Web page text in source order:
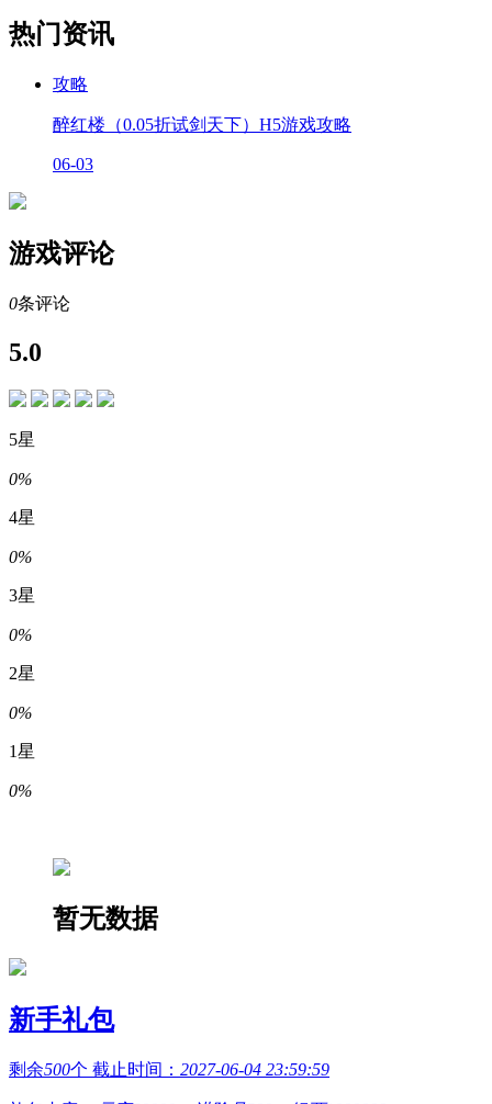
热门资讯
攻略
醉红楼（0.05折试剑天下）H5游戏攻略
06-03
游戏评论
0条评论
5.0
5星
0%
4星
0%
3星
0%
2星
0%
1星
0%
暂无数据
新手礼包
剩余500个 截止时间： 2027-06-04 23:59:59